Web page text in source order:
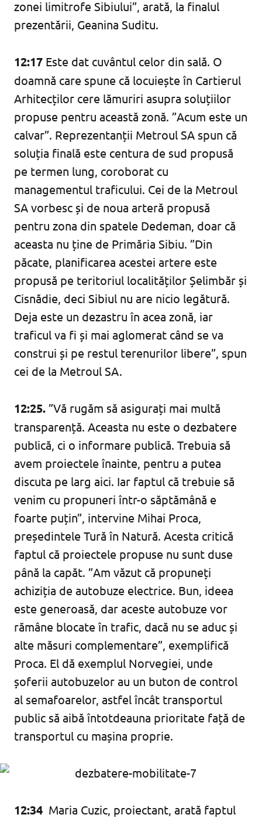
zonei limitrofe Sibiului”, arată, la finalul
prezentării, Geanina Suditu.
12:17 Este dat cuvântul celor din sală. O
doamnă care spune că locuiește în Cartierul
Arhitecților cere lămuriri asupra soluțiilor
propuse pentru această zonă. ”Acum este un
calvar”. Reprezentanții Metroul SA spun că
soluția finală este centura de sud propusă
pe termen lung, coroborat cu
managementul traficului. Cei de la Metroul
SA vorbesc și de noua arteră propusă
pentru zona din spatele Dedeman, doar că
aceasta nu ține de Primăria Sibiu. ”Din
păcate, planificarea acestei artere este
propusă pe teritoriul localităților Șelimbăr și
Cisnădie, deci Sibiul nu are nicio legătură.
Deja este un dezastru în acea zonă, iar
traficul va fi și mai aglomerat când se va
construi și pe restul terenurilor libere”, spun
cei de la Metroul SA.
12:25. ”Vă rugăm să asigurați mai multă
transparență. Aceasta nu este o dezbatere
publică, ci o informare publică. Trebuia să
avem proiectele înainte, pentru a putea
discuta pe larg aici. Iar faptul că trebuie să
venim cu propuneri într-o săptămână e
foarte puțin”, intervine Mihai Proca,
președintele Tură în Natură. Acesta critică
faptul că proiectele propuse nu sunt duse
până la capăt. ”Am văzut că propuneți
achiziția de autobuze electrice. Bun, ideea
este generoasă, dar aceste autobuze vor
rămâne blocate în trafic, dacă nu se aduc și
alte măsuri complementare”, exemplifică
Proca. El dă exemplul Norvegiei, unde
șoferii autobuzelor au un buton de control
al semafoarelor, astfel încât transportul
public să aibă întotdeauna prioritate față de
transportul cu mașina proprie.
12:34 Maria Cuzic, proiectant, arată faptul